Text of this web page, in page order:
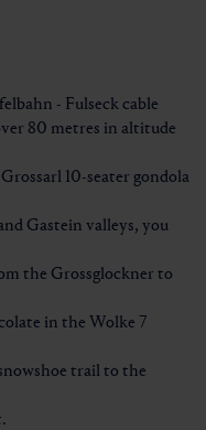
- Fulseck cable
80 metres in altitude
10-seater gondola
Gastein valleys, you
the Grossglockner to
in the Wolke 7
trail to the